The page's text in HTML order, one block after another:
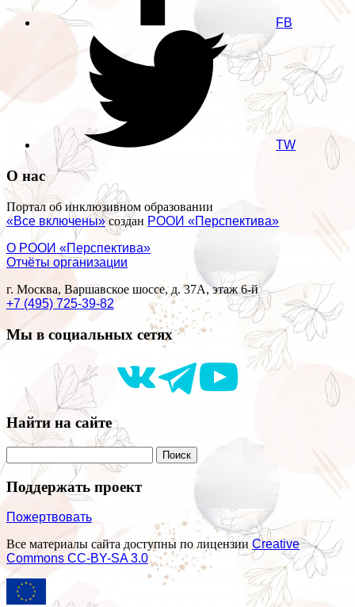
FB
TW
О нас
Портал об инклюзивном образовании
«Все включены»создан РООИ «Перспектива»
О РООИ «Перспектива»
Отчёты организации
г. Москва, Варшавское шоссе, д. 37А, этаж 6-й
+7 (495) 725-39-82
Мы в социальных сетях
Найти на сайте
Поддержать проект
Пожертвовать
Все материалы сайта доступны по лицензииCreative
Commons СС-BY-SA 3.0